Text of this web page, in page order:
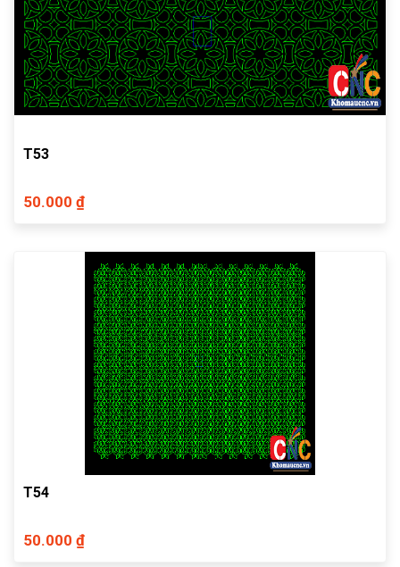
T53
50.000 ₫
T54
50.000 ₫